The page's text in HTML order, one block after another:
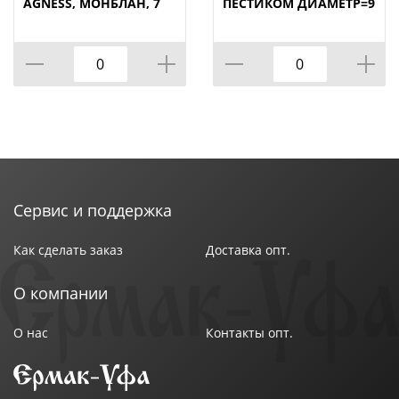
20*22*5 СМ,
КОР=24НАБ.
Сервис и поддержка
Как сделать заказ Доставка опт.
О компании
О нас Контакты опт.